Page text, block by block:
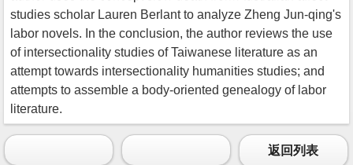
studies scholar Lauren Berlant to analyze Zheng Jun-qing's
labor novels. In the conclusion, the author reviews the use
of intersectionality studies of Taiwanese literature as an
attempt towards intersectionality humanities studies; and
attempts to assemble a body-oriented genealogy of labor
literature.
返回列表